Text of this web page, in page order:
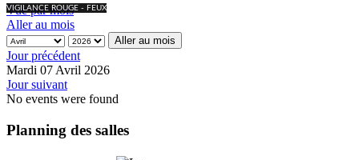
VIGILANCE ROUGE - FEUX
Vue par mois
Aller au mois
Aller au mois
Jour précédent
Mardi 07 Avril 2026
Jour suivant
No events were found
Planning des salles